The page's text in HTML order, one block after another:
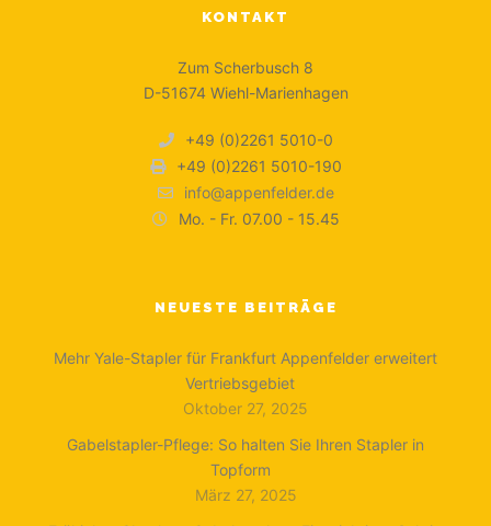
KONTAKT
Zum Scherbusch 8
D-51674 Wiehl-Marienhagen
+49 (0)2261 5010-0
+49 (0)2261 5010-190
info@appenfelder.de
Mo. - Fr. 07.00 - 15.45
NEUESTE BEITRÄGE
Mehr Yale-Stapler für Frankfurt Appenfelder erweitert
Vertriebsgebiet
Oktober 27, 2025
Gabelstapler-Pflege: So halten Sie Ihren Stapler in
Topform
März 27, 2025